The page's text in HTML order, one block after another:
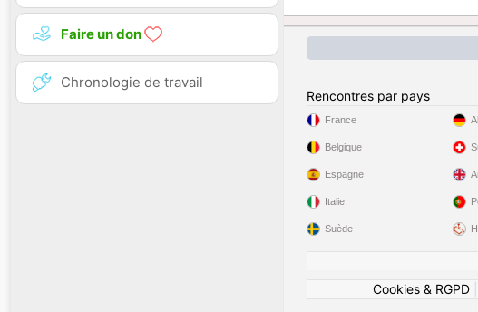
Faire un don
Chronologie de travail
Rencontres par pays
France
Belgique
Espagne
Italie
Suède
Cookies & RGPD|